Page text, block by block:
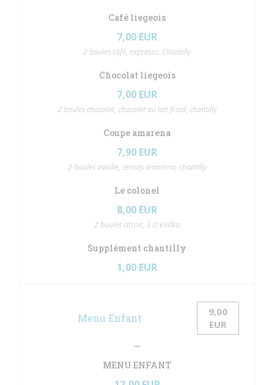
una nuova finestra))
Café liegeois
7,00 EUR
2 boules café, expresso, Chantilly
Chocolat liegeois
7,00 EUR
2 boules chocolat, chocolat au lait froid, chantilly
Coupe amarena
7,90 EUR
2 boules vanille, cerises amarena, chantilly
Le colonel
8,00 EUR
2 boules citron, 3 cl Vodka
Supplément chantilly
1,00 EUR
Menu Enfant
9,00
EUR
MENU ENFANT